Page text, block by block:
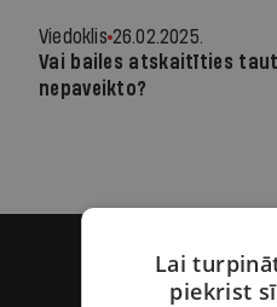
Viedoklis 26.02.2025.
Vai bailes atskaitīties
nepaveikto?
Lai
piekrist